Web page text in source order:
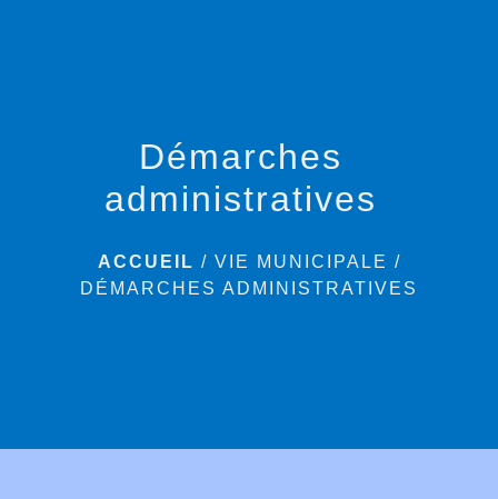
Démarches
administratives
ACCUEIL / VIE MUNICIPALE /
DÉMARCHES ADMINISTRATIVES